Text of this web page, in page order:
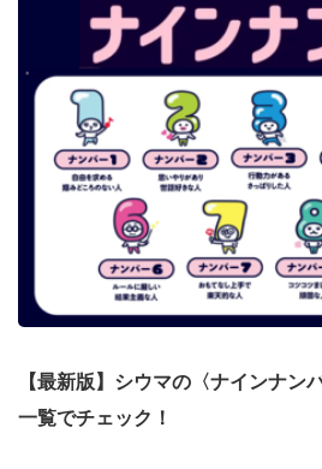
【最新版】シウマの〈ナインナン
一覧でチェック！